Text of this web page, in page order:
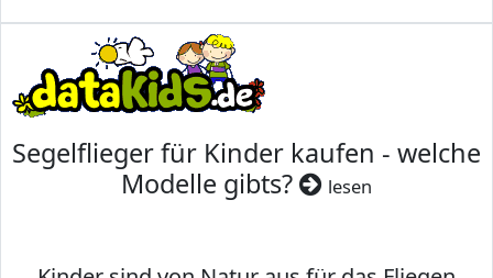
Segelflieger für Kinder kaufen - welche
Modelle gibts?
lesen